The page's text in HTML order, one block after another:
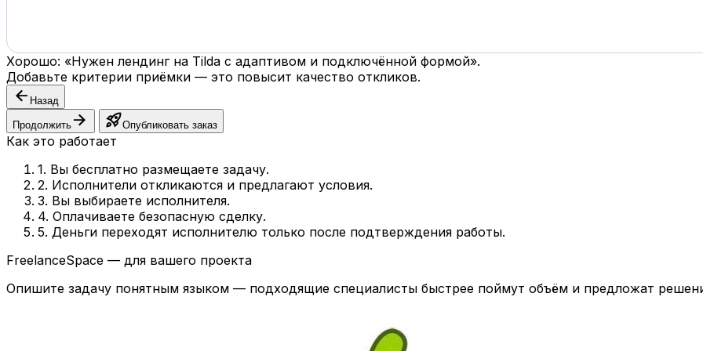
Хорошо: «Нужен лендинг на Tilda с адаптивом и подключённой формой».
Добавьте критерии приёмки — это повысит качество откликов.
arrow_back Назад
Продолжить arrow_forward rocket_launchОпубликовать заказ
Как это работает
1. Вы бесплатно размещаете задачу.
2. Исполнители откликаются и предлагают условия.
3. Вы выбираете исполнителя.
4. Оплачиваете безопасную сделку.
5. Деньги переходят исполнителю только после подтверждения работы.
FreelanceSpace — для вашего проекта
Опишите задачу понятным языком — подходящие специалисты быстрее поймут объём и предложат